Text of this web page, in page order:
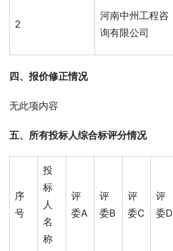
2
河南中州工程咨
询有限公司
四、报价修正情况
无此项内容
五、 所有投标人综合标评分情况
序
号
投
标
人
名
称
评
委A
评
委B
评
委C
评
委D